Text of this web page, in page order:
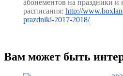
абонементов на праздники и
расписания: http://
prazdniki-2017-2018/
Вам может быть